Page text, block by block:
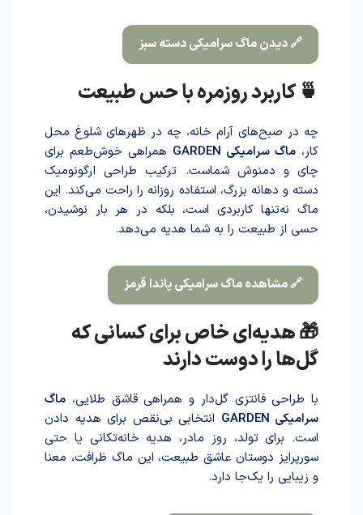
🔗 دیدن ماگ سرامیکی دسته سبز
🍵 کاربرد روزمره با حس طبیعت
چه در صبح‌های آرام خانه، چه در ظهرهای شلوغ محل
کار، ماگ سرامیکی GARDEN
همراهی خوش‌طعم برای
چای و دمنوش شماست. ترکیب طراحی ارگونومیک
دسته و دهانه بزرگ، استفاده روزانه را راحت می‌کند. این
ماگ نه‌تنها کاربردی است، بلکه در هر بار نوشیدن،
حسی از طبیعت را به شما هدیه می‌دهد.
🔗 مشاهده ماگ سرامیکی پاندا قرمز
🎁 هدیه‌ای خاص برای کسانی که
گل‌ها را دوست دارند
با طراحی فانتزی گل‌دار و همراهی قاشق طلایی، ماگ
سرامیکی GARDEN
انتخابی بی‌نقص برای هدیه داد‌ن
است. برای تولد، روز مادر، هدیه خانه‌تکانی یا حتی
سورپرایز دوستان عاشق طبیعت، این ماگ ظرافت، معنا
و زیبایی را یک‌جا دارد.